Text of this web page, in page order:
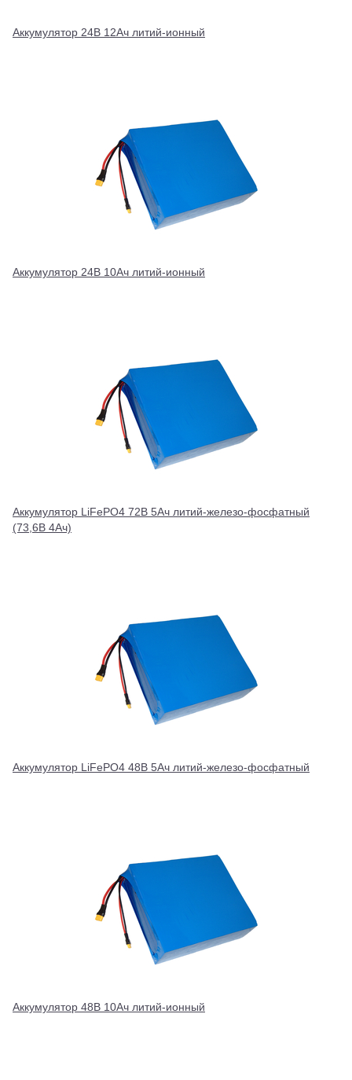
Аккумулятор 24В 12Ач литий-ионный
Аккумулятор 24В 10Ач литий-ионный
Аккумулятор LiFePO4 72В 5Ач литий-железо-фосфатный
(73,6В 4Ач)
Аккумулятор LiFePO4 48В 5Ач литий-железо-фосфатный
Аккумулятор 48В 10Ач литий-ионный